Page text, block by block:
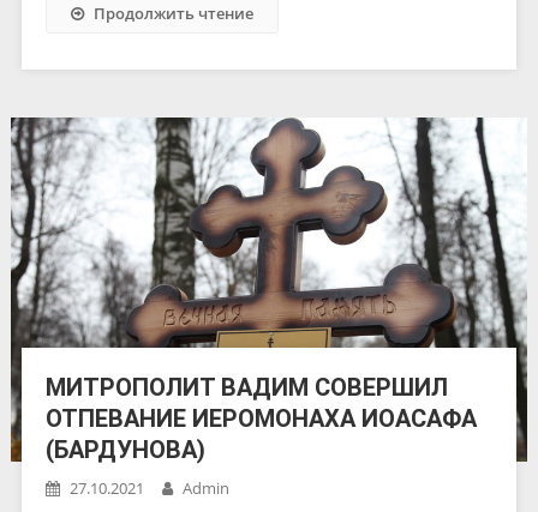
Продолжить чтение
МИТРОПОЛИТ ВАДИМ СОВЕРШИЛ
ОТПЕВАНИЕ ИЕРОМОНАХА ИОАСАФА
(БАРДУНОВА)
27.10.2021 Admin